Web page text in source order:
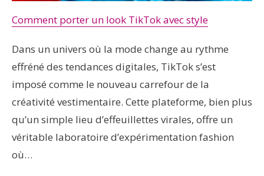
Comment porter un look TikTok avec style
Dans un univers où la mode change au rythme
effréné des tendances digitales, TikTok s’est
imposé comme le nouveau carrefour de la
créativité vestimentaire. Cette plateforme, bien plus
qu’un simple lieu d’effeuillettes virales, offre un
véritable laboratoire d’expérimentation fashion
où…